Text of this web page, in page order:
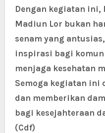
Dengan kegiatan ini,
Madiun Lor bukan
senam yang
inspirasi bagi
menjaga kesehatan
Semoga kegiatan
dan memberikan
bagi kesejahteraan
(Cdf)